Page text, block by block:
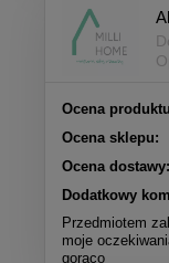
Ocena
Ocena sklepu:
Ocena dostawy:
Dodatkowy
Przedmiotem
moje
gorąco